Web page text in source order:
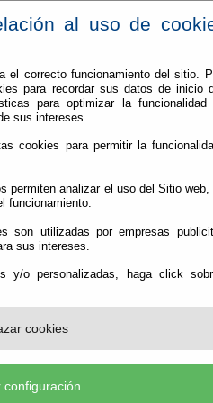
al uso de
el correcto funcionamiento del sitio.
para recordar sus datos de inicio
para optimizar la
sus intereses.
cookies para permitir la
permiten analizar el uso del Sitio web,
funcionamiento.
son utilizadas por empresas
sus intereses.
y/o personalizadas, haga click
cookies
configuración
Conoce Alboloduy Web Turismo
de Alboloduy
Alboloduy de 2026.
que se llevan a
1 04531 Alboloduy (Almería) - Telf.: